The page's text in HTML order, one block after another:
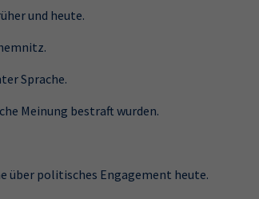
und heute.
Sprache.
Meinung bestraft wurden.
über politisches Engagement heute.